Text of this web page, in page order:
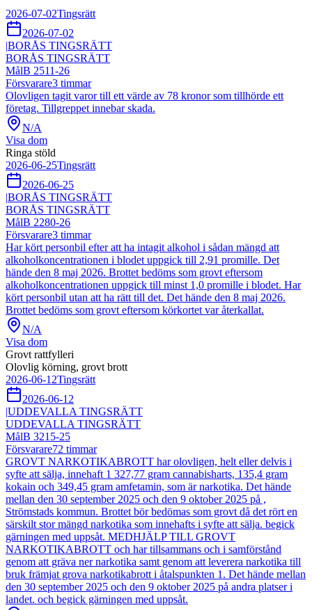
2026-07-02Tingsrätt
2026-07-02
|BORÅS TINGSRÄTT
BORÅS TINGSRÄTT
MålB 2511-26
Försvarare3 timmar
Olovligen tagit varor till ett värde av 78 kronor som tillhörde ett
företag. Tillgreppet innebar skada.
N/A
Visa dom
Ringa stöld
2026-06-25Tingsrätt
2026-06-25
|BORÅS TINGSRÄTT
BORÅS TINGSRÄTT
MålB 2280-26
Försvarare3 timmar
Har kört personbil efter att ha intagit alkohol i sådan mängd att
alkoholkoncentrationen i blodet uppgick till 2,91 promille. Det
hände den 8 maj 2026. Brottet bedöms som grovt eftersom
alkoholkoncentrationen uppgick till minst 1,0 promille i blodet. Har
kört personbil utan att ha rätt till det. Det hände den 8 maj 2026.
Brottet bedöms som grovt eftersom körkortet var återkallat.
N/A
Visa dom
Grovt rattfylleri
Olovlig körning, grovt brott
2026-06-12Tingsrätt
2026-06-12
|UDDEVALLA TINGSRÄTT
UDDEVALLA TINGSRÄTT
MålB 3215-25
Försvarare72 timmar
GROVT NARKOTIKABROTT har olovligen, helt eller delvis i
syfte att sälja, innehaft 1 327,77 gram cannabisharts, 135,4 gram
kokain och 349,45 gram amfetamin, som är narkotika. Det hände
mellan den 30 september 2025 och den 9 oktober 2025 på ,
Strömstads kommun. Brottet bör bedömas som grovt då det rört en
särskilt stor mängd narkotika som innehafts i syfte att sälja. begick
gärningen med uppsåt. MEDHJÄLP TILL GROVT
NARKOTIKABROTT och har tillsammans och i samförstånd
genom att gräva ner narkotika samt genom att leverera narkotika till
bruk främjat grova narkotikabrott i åtalspunkten 1. Det hände mellan
den 30 september 2025 och den 9 oktober 2025 på andra platser i
landet. och begick gärningen med uppsåt.